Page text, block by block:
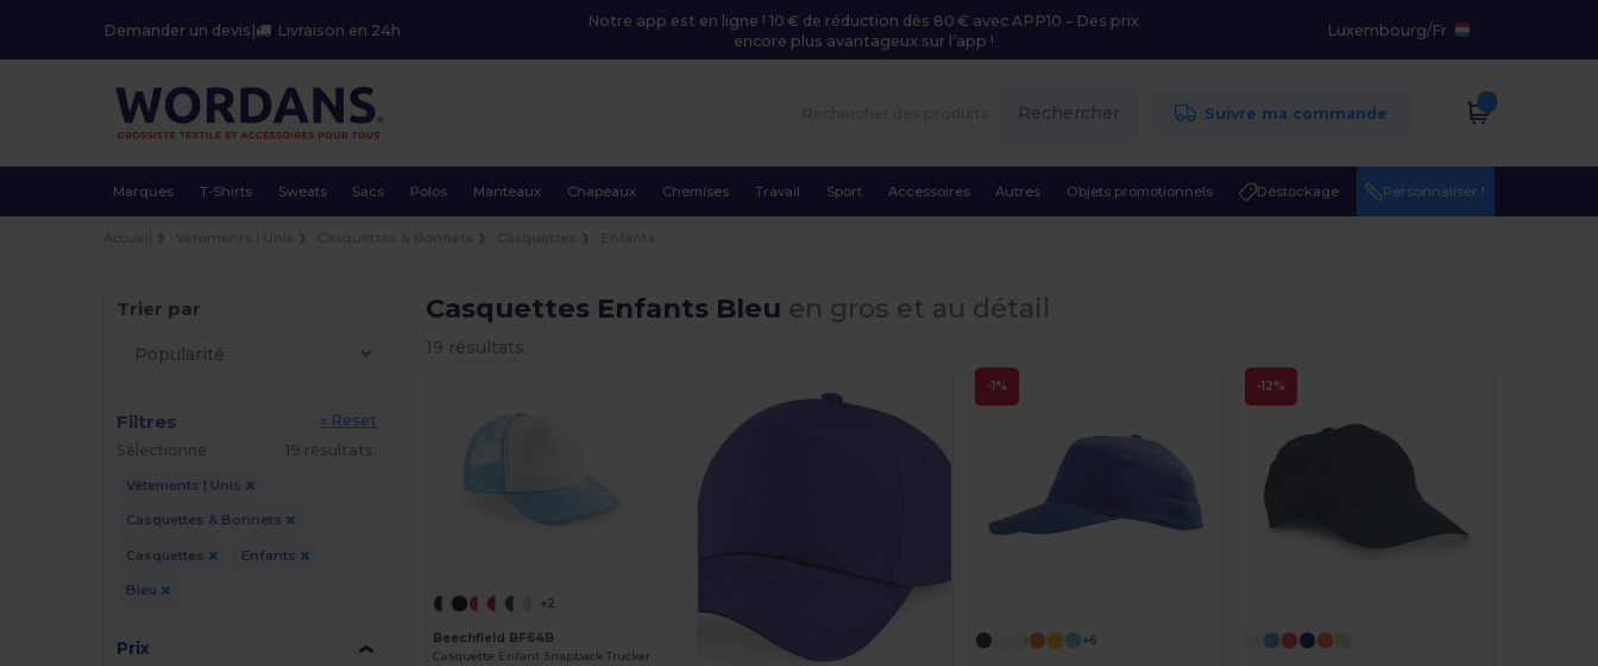
Demander un devis | Livraison en 24h
Notre app est en ligne ! 10 € de réduction dès 80 € avec APP10 – Des prix
encore plus avantageux sur l’app !
Luxembourg/Fr
Rechercher Suivre ma commande
Marques T-Shirts Sweats Sacs Polos Manteaux Chapeaux Chemises Travail Sport Accessoires Autres Objets promotionnels Déstockage Personnaliser !
Trier par
Filtres
« Reset
Sélectionné
19 résultats.
Vêtements | Unis
Casquettes & Bonnets
Casquettes Enfants
Bleu
Prix
Casquettes Enfants Bleu en gros et au détail
19 résultats.
+2
Beechfield BF64B
Casquette Enfant Snapback Trucker
-1%
+6
-12%